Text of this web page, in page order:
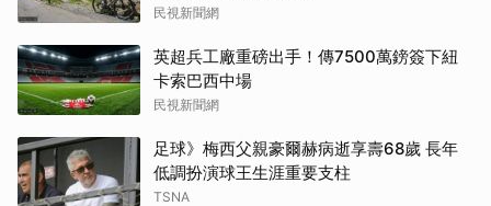
民視新聞網
英超兵工廠重磅出手！傳7500萬鎊簽下紐
卡索巴西中場
民視新聞網
足球》梅西父親豪爾赫病逝享壽68歲 長年
低調扮演球王生涯重要支柱
TSNA